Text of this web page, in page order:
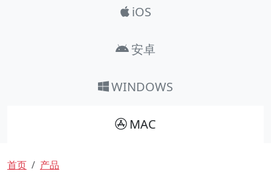
iOS
安卓
WINDOWS
MAC
面包屑
首页 产品